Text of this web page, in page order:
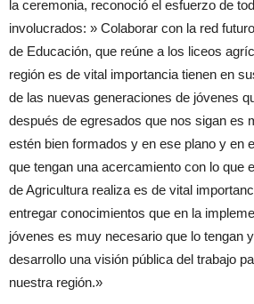
la ceremonia, reconoció el esfuerzo de
involucrados: » Colaborar con la red
de Educación, que reúne a los liceos
región es de vital importancia tienen en
de las nuevas generaciones de jóvenes
después de egresados que nos sigan es
estén bien formados y en ese plano y en
que tengan una acercamiento con lo que
de Agricultura realiza es de vital
entregar conocimientos que en la
jóvenes es muy necesario que lo tengan
desarrollo una visión pública del trabajo
nuestra región.»